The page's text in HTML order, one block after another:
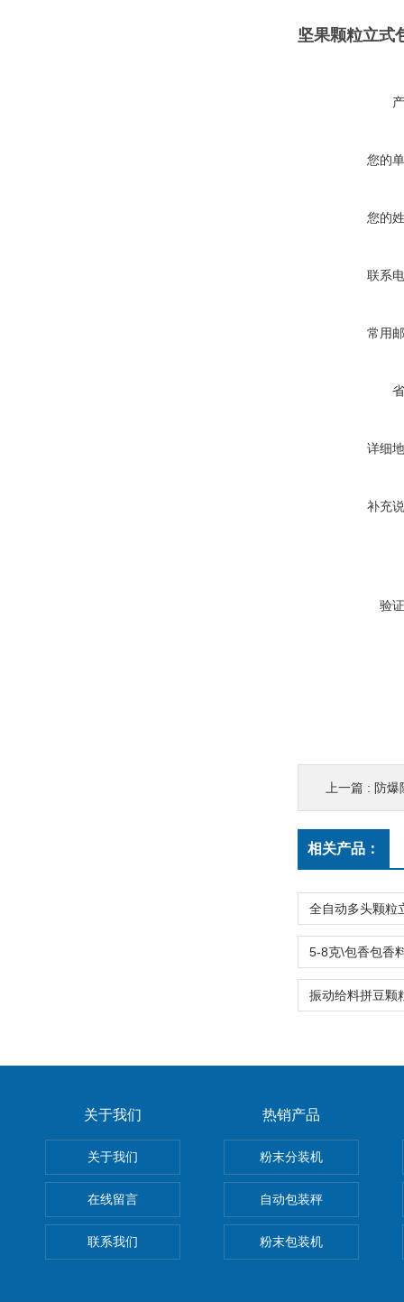
坚果颗粒立式
您的
您的
联系
常用
详细
补充
验
上一篇 : 防爆
相关产品：
关于我们
关于我们
在线留言
联系我们
热销产品
粉末分装机
自动包装秤
粉末包装机